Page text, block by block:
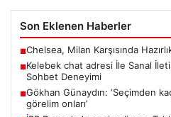
Son Eklenen Haberler
■Chelsea, Milan Karşısında
■Kelebek chat adresi İle Sanal
Sohbet Deneyimi
■Gökhan Günaydın: ‘Seçimden
görelim onları’